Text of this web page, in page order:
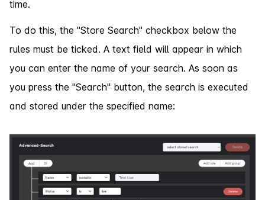
time.
To do this, the "Store Search" checkbox below the
rules must be ticked. A text field will appear in which
you can enter the name of your search. As soon as
you press the "Search" button, the search is executed
and stored under the specified name: